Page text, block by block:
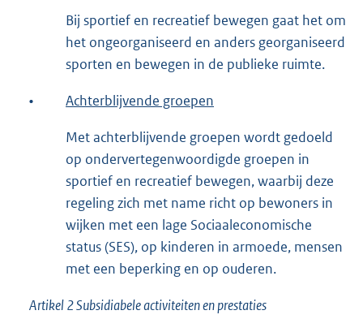
Bij sportief en recreatief bewegen gaat het om
het ongeorganiseerd en anders georganiseerd
sporten en bewegen in de publieke ruimte.
• Achterblijvende groepen
Met achterblijvende groepen wordt gedoeld
op ondervertegenwoordigde groepen in
sportief en recreatief bewegen, waarbij deze
regeling zich met name richt op bewoners in
wijken met een lage Sociaaleconomische
status (SES), op kinderen in armoede, mensen
met een beperking en op ouderen.
Artikel 2 Subsidiabele activiteiten en prestaties